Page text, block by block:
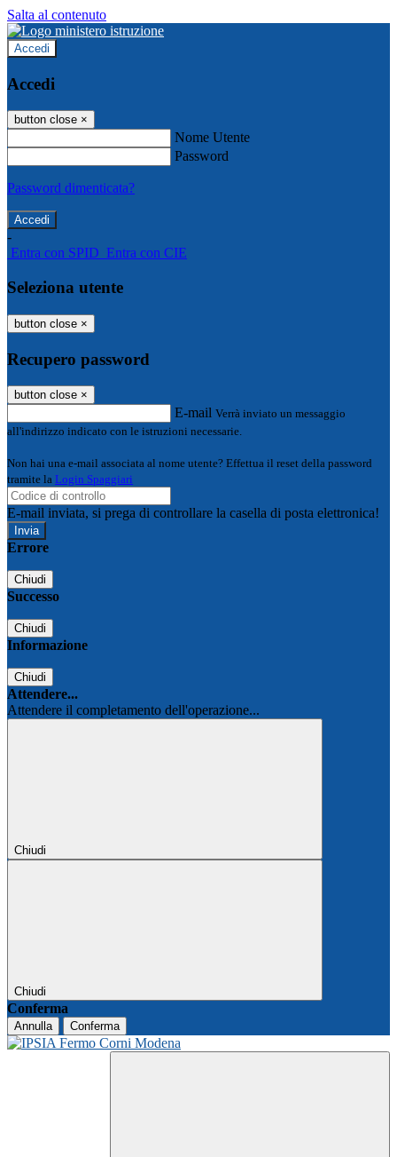
Salta al contenuto
Accedi
Accedi
button close ×
Nome Utente
Password
Password dimenticata?
-
Entra con SPID Entra con CIE
Seleziona utente
button close ×
Recupero password
button close ×
E-mail Verrà inviato un messaggio
all'indirizzo indicato con le istruzioni necessarie.
Non hai una e-mail associata al nome utente? Effettua il reset della password
tramite la Login Spaggiari
E-mail inviata, si prega di controllare la casella di posta elettronica!
Errore
Chiudi
Successo
Chiudi
Informazione
Chiudi
Attendere...
Attendere il completamento dell'operazione...
Chiudi
Chiudi
Conferma
Annulla Conferma